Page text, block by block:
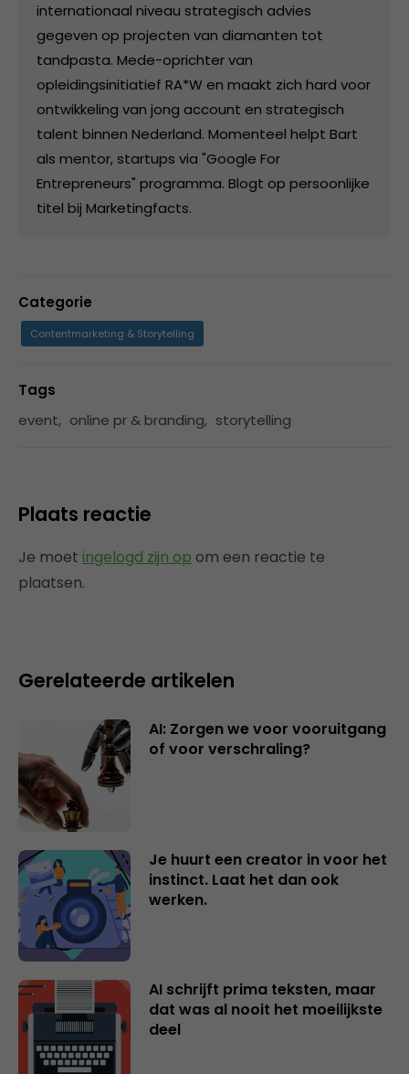
internationaal niveau strategisch advies
gegeven op projecten van diamanten tot
tandpasta. Mede-oprichter van
opleidingsinitiatief RA*W en maakt zich hard voor
ontwikkeling van jong account en strategisch
talent binnen Nederland. Momenteel helpt Bart
als mentor, startups via "Google For
Entrepreneurs" programma. Blogt op persoonlijke
titel bij Marketingfacts.
Categorie
Contentmarketing & Storytelling
Tags
event, online pr & branding, storytelling
Plaats reactie
Je moet ingelogd zijn op om een reactie te
plaatsen.
Gerelateerde artikelen
AI: Zorgen we voor vooruitgang
of voor verschraling?
Je huurt een creator in voor het
instinct. Laat het dan ook
werken.
AI schrijft prima teksten, maar
dat was al nooit het moeilijkste
deel